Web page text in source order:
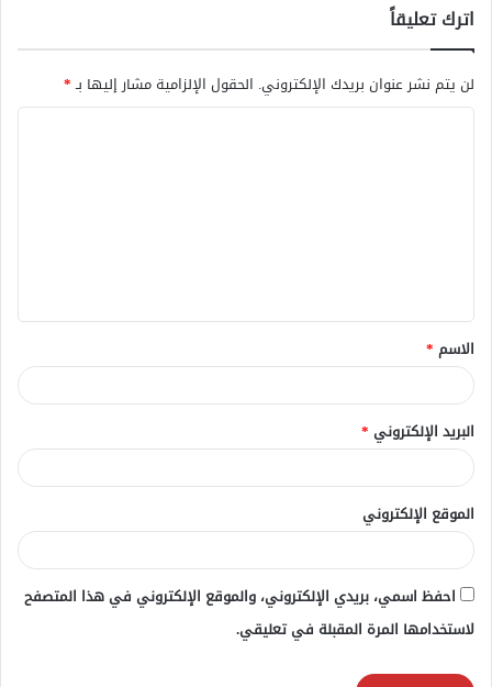
اترك تعليقاً
لن يتم نشر عنوان بريدك الإلكتروني. الحقول الإلزامية مشار إليها بـ*
ق
*
الاسم *
البريد الإلكتروني *
الموقع الإلكتروني
احفظ اسمي، بريدي الإلكتروني، والموقع الإلكتروني في هذا المتصفح
لاستخدامها المرة المقبلة في تعليقي.